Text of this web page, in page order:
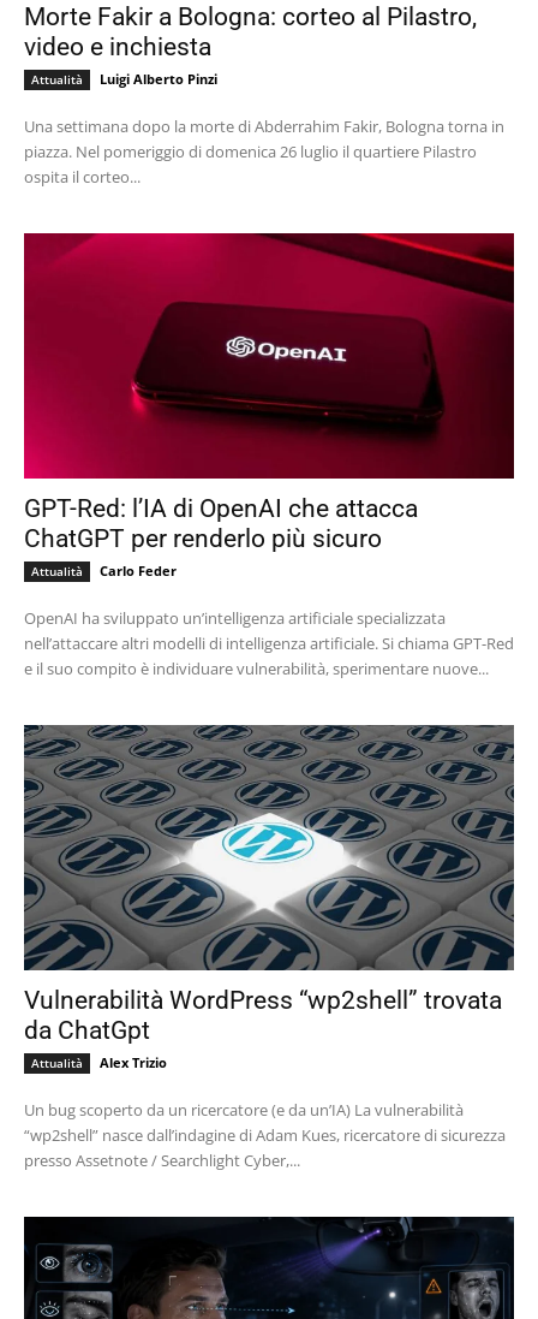
Morte Fakir a Bologna: corteo al Pilastro,
video e inchiesta
Attualità Luigi Alberto Pinzi
Una settimana dopo la morte di Abderrahim Fakir, Bologna torna in
piazza. Nel pomeriggio di domenica 26 luglio il quartiere Pilastro
ospita il corteo...
GPT-Red: l’IA di OpenAI che attacca
ChatGPT per renderlo più sicuro
Attualità Carlo Feder
OpenAI ha sviluppato un’intelligenza artificiale specializzata
nell’attaccare altri modelli di intelligenza artificiale. Si chiama GPT-Red
e il suo compito è individuare vulnerabilità, sperimentare nuove...
Vulnerabilità WordPress “wp2shell” trovata
da ChatGpt
Attualità Alex Trizio
Un bug scoperto da un ricercatore (e da un’IA) La vulnerabilità
“wp2shell” nasce dall’indagine di Adam Kues, ricercatore di sicurezza
presso Assetnote / Searchlight Cyber,...